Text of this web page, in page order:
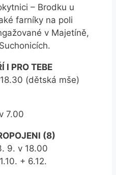
– Brodku u
farníky na poli
v Majetíně,
I PRO TEBE
(dětská mše)
7.00
(8)
9. v 18.00
+ 6.12.